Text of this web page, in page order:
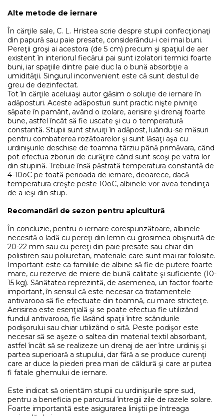
Alte metode de iernare
În cărţile sale, C. L. Hristea scrie despre stupii confecţionaţi
din papură sau paie presate, considerându-i cei mai buni.
Pereţii groşi ai acestora (de 5 cm) precum şi spaţiul de aer
existent în interiorul fiecărui pai sunt izolatori termici foarte
buni, iar spaţiile dintre paie duc la o bună absorbţie a
umidităţii. Singurul inconvenient este că sunt destul de
greu de dezinfectat.
Tot în cărţile aceluiaşi autor găsim o soluţie de iernare în
adăposturi. Aceste adăposturi sunt practic nişte pivniţe
săpate în pamânt, având o izolare, aerisire şi drenaj foarte
bune, astfel încât să fie uscate şi cu o temperatură
constantă. Stupii sunt stivuiţi în adăpost, luându-se măsuri
pentru combaterea rozătoarelor şi sunt lăsaţi aşa cu
urdinişurile deschise de toamna târziu până primăvara, când
pot efectua zboruri de curăţire când sunt scoşi pe vatra lor
din stupină. Trebuie însă păstrată temperatura constantă de
4-10oC pe toată perioada de iernare, deoarece, dacă
temperatura creşte peste 10oC, albinele vor avea tendinţa
de a ieşi din stup.
Recomandări de sezon pentru apicultură
În concluzie, pentru o iernare corespunzătoare, albinele
necesită o ladă cu pereţi din lemn cu grosimea obişnuită de
20-22 mm sau cu pereţi din paie presate sau chiar din
polistiren sau poliuretan, materiale care sunt mai rar folosite.
Important este ca familiile de albine să fie de putere foarte
mare, cu rezerve de miere de bună calitate şi suficiente (10-
15 kg). Sănătatea reprezintă, de asemenea, un factor foarte
important, în sensul că este necesar ca tratamentele
antivarooa să fie efectuate din toamnă, cu mare stricteţe.
Aerisirea este esenţială şi se poate efectua fie utilizând
fundul antivarooa, fie lăsând spaţii între scândurile
podişorului sau chiar utilizând o sită. Peste podişor este
necesar să se aşeze o saltea din material textil absorbant,
astfel încât să se realizeze un drenaj de aer între urdiniş şi
partea superioară a stupului, dar fără a se produce curenţi
care ar duce la piederi prea mari de căldură şi care ar putea
fi fatale ghemului de iernare.
Este indicat să orientăm stupii cu urdinişurile spre sud,
pentru a beneficia pe parcursul întregii zile de razele solare.
Foarte importantă este asigurarea liniştii pe întreaga